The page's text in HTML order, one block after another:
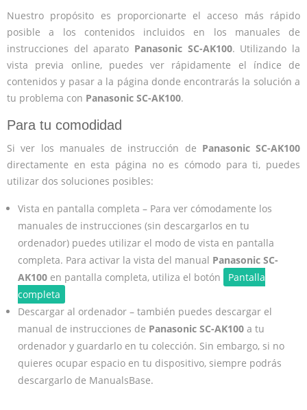
Nuestro propósito es proporcionarte el acceso más rápido
posible a los contenidos incluidos en los manuales de
instrucciones del aparato Panasonic SC-AK100. Utilizando la
vista previa online, puedes ver rápidamente el índice de
contenidos y pasar a la página donde encontrarás la solución a
tu problema con Panasonic SC-AK100.
Para tu comodidad
Si ver los manuales de instrucción de Panasonic SC-AK100
directamente en esta página no es cómodo para ti, puedes
utilizar dos soluciones posibles:
Vista en pantalla completa – Para ver cómodamente los
manuales de instrucciones (sin descargarlos en tu
ordenador) puedes utilizar el modo de vista en pantalla
completa. Para activar la vista del manual Panasonic SC-
AK100en pantalla completa, utiliza el botón
Pantalla
completa
Descargar al ordenador – también puedes descargar el
manual de instrucciones de Panasonic SC-AK100a tu
ordenador y guardarlo en tu colección. Sin embargo, si no
quieres ocupar espacio en tu dispositivo, siempre podrás
descargarlo de ManualsBase.